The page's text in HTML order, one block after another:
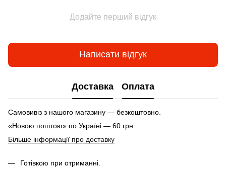
Додайте перший відгук
Написати відгук
Доставка Оплата
Самовивіз з нашого магазину — безкоштовно.
«Новою поштою» по Україні — 60 грн.
Більше інформації про доставку
Готівкою при отриманні.